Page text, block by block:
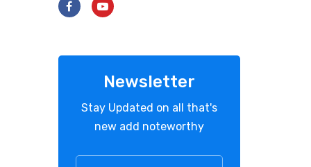
Newsletter
Stay Updated on all that's
new add noteworthy